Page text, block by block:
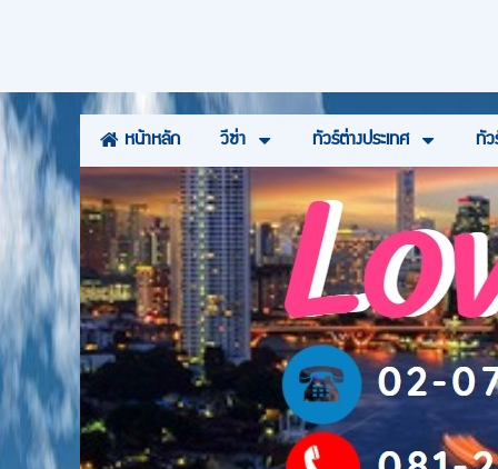
หน้าหลัก วีซ่า ทัวร์ต่างประเทศ ทัว